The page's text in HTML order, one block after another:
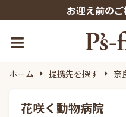
お迎え前の
ホーム 提携先を探す 奈
花咲く動物病院